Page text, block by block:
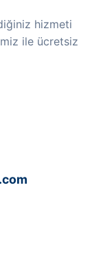
hizmeti
ile ücretsiz